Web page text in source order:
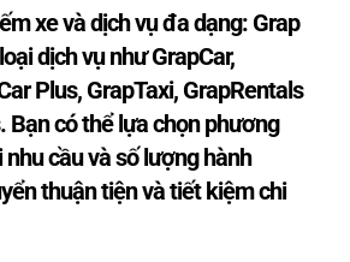
xe và dịch vụ đa dạng: Grap
dịch vụ như GrapCar,
Plus, GrapTaxi, GrapRentals
Bạn có thể lựa chọn phương
cầu và số lượng hành
thuận tiện và tiết kiệm chi